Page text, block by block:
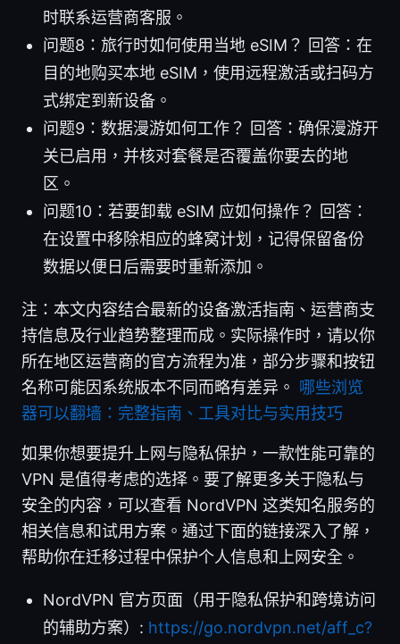
时联系运营商客服。
问题8：旅行时如何使用当地 eSIM？ 回答：在
目的地购买本地 eSIM，使用远程激活或扫码方
式绑定到新设备。
问题9：数据漫游如何工作？ 回答：确保漫游开
关已启用，并核对套餐是否覆盖你要去的地
区。
问题10：若要卸载 eSIM 应如何操作？ 回答：
在设置中移除相应的蜂窝计划，记得保留备份
数据以便日后需要时重新添加。
注：本文内容结合最新的设备激活指南、运营商支
持信息及行业趋势整理而成。实际操作时，请以你
所在地区运营商的官方流程为准，部分步骤和按钮
名称可能因系统版本不同而略有差异。 哪些浏览
器可以翻墙：完整指南、工具对比与实用技巧
如果你想要提升上网与隐私保护，一款性能可靠的
VPN 是值得考虑的选择。要了解更多关于隐私与
安全的内容，可以查看 NordVPN 这类知名服务的
相关信息和试用方案。通过下面的链接深入了解，
帮助你在迁移过程中保护个人信息和上网安全。
NordVPN 官方页面（用于隐私保护和跨境访问
的辅助方案）: https://go.nordvpn.net/aff_c?